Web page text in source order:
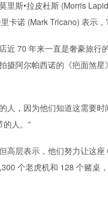
斯•拉皮杜斯 (Morris
卡诺 (Mark Tricano) 表示，
近 70 年来一直是奢豪旅行
摄阿尔帕西诺的《疤面煞
人，因为他们知道这需要
人。”
高层表示，他们努力让这
个老虎机和 128 个赌桌